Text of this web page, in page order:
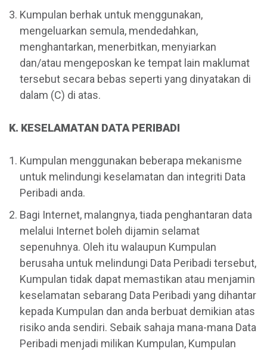
Kumpulan berhak untuk menggunakan,
mengeluarkan semula, mendedahkan,
menghantarkan, menerbitkan, menyiarkan
dan/atau mengeposkan ke tempat lain maklumat
tersebut secara bebas seperti yang dinyatakan di
dalam (C) di atas.
K. KESELAMATAN DATA PERIBADI
Kumpulan menggunakan beberapa mekanisme
untuk melindungi keselamatan dan integriti Data
Peribadi anda.
Bagi Internet, malangnya, tiada penghantaran data
melalui Internet boleh dijamin selamat
sepenuhnya. Oleh itu walaupun Kumpulan
berusaha untuk melindungi Data Peribadi tersebut,
Kumpulan tidak dapat memastikan atau menjamin
keselamatan sebarang Data Peribadi yang dihantar
kepada Kumpulan dan anda berbuat demikian atas
risiko anda sendiri. Sebaik sahaja mana-mana Data
Peribadi menjadi milikan Kumpulan, Kumpulan